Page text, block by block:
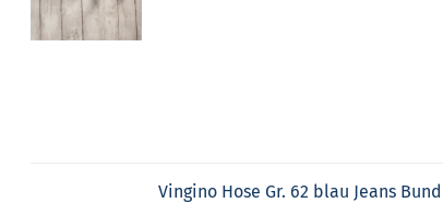
Vin­g­i­no Hose Gr. 62 blau Jeans Bund